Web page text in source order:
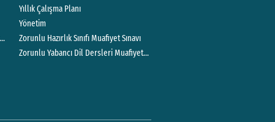
Analizi
Yıllık Çalışma Planı
Yönetim
Zorunlu Hazırlık Sınıfı Muafiyet Sınavı
Zorunlu Yabancı Dil Dersleri Muafiyet Sınavı